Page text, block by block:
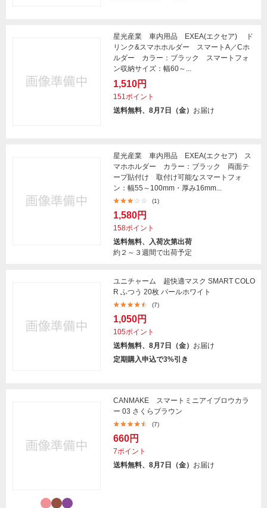
星光産業 車内用品 EXEA(エクセア) ド
リンク&スマホホルダー スマートA／Cホ
ルダー カラー：ブラック スマートフォ
ン収納サイズ：幅60～...
1,510円
151ポイント
送料無料、8月7日（金） お届け
星光産業 車内用品 EXEA(エクセア) ス
マホホルダー カラー：ブラック 両面テ
ープ貼付け 取付け可能なスマートフォ
ン：幅55～100mm・厚み16mm...
(1)
1,580円
158ポイント
送料無料、入荷次第出荷
約２～３週間で出荷予定
ユニチャーム 超快適マスク SMART COLO
R ふつう 20枚 パールホワイト
(7)
1,050円
105ポイント
送料無料、8月7日（金） お届け
定期購入申込で3%引き
CANMAKE スマートミニアイブロウカラ
ー 03 さくらブラウン
(7)
660円
7ポイント
送料無料、8月7日（金） お届け